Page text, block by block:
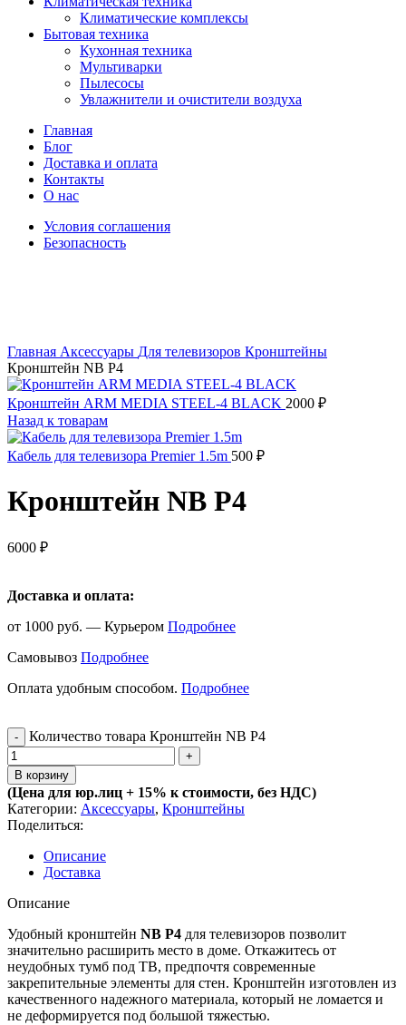
Климатические комплексы
Бытовая техника
Кухонная техника
Мультиварки
Пылесосы
Увлажнители и очистители воздуха
Главная
Блог
Доставка и оплата
Контакты
О нас
Условия соглашения
Безопасность
Главная Аксессуары Для телевизоров Кронштейны
Кронштейн NB P4
Кронштейн ARM MEDIA STEEL-4 BLACK 2000 ₽
Назад к товарам
Кабель для телевизора Premier 1.5m 500 ₽
Кронштейн NB P4
6000 ₽
Доставка и оплата:
от 1000 руб. — Курьером Подробнее
Самовывоз Подробнее
Оплата удобным способом. Подробнее
Количество товара Кронштейн NB P4
В корзину
(Цена для юр.лиц + 15% к стоимости, без НДС)
Категории: Аксессуары, Кронштейны
Поделиться:
Описание
Доставка
Описание
Удобный кронштейн NB P4 для телевизоров позволит
значительно расширить место в доме. Откажитесь от
неудобных тумб под ТВ, предпочтя современные
закрепительные элементы для стен. Кронштейн изготовлен из
качественного надежного материала, который не ломается и
не деформируется под большой тяжестью.